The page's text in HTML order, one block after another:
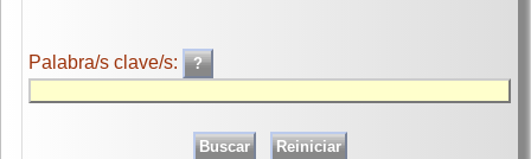
Palabra/s clave/s: